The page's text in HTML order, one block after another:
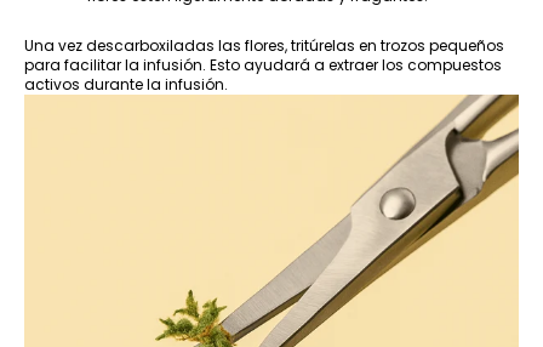
Una vez descarboxiladas las flores, tritúrelas en trozos pequeños
para facilitar la infusión. Esto ayudará a extraer los compuestos
activos durante la infusión.